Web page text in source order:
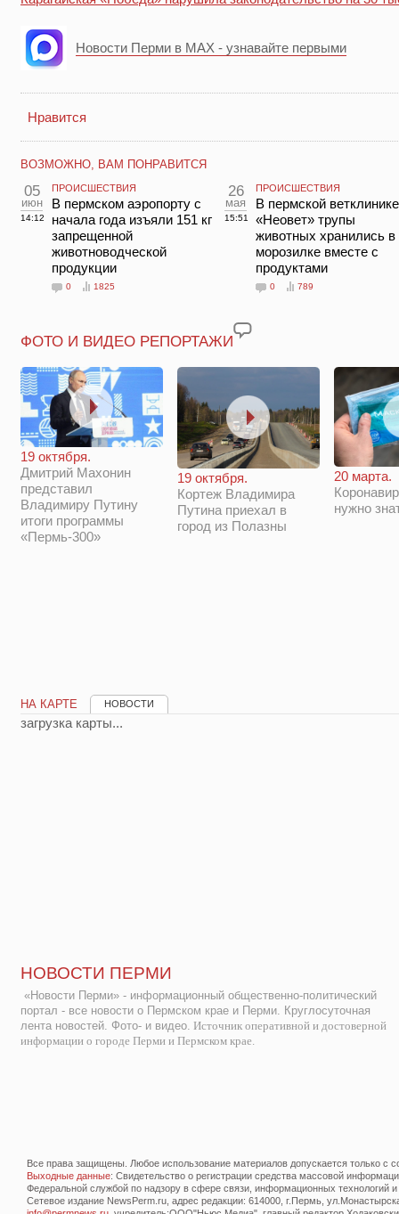
Новости Перми в MAX - узнавайте первыми
Нравится
ВОЗМОЖНО, ВАМ ПОНРАВИТСЯ
05
июн
14:12
ПРОИСШЕСТВИЯ
В пермском аэропорту с
начала года изъяли 151 кг
запрещенной
животноводческой
продукции
0 1825
26
мая
15:51
ПРОИСШЕСТВИЯ
В пермской ветклинике
«Неовет» трупы
животных хранились в
морозилке вместе с
продуктами
0 789
ФОТО И ВИДЕО РЕПОРТАЖИ
19 октября.
Дмитрий Махонин
представил
Владимиру Путину
итоги программы
«Пермь-300»
19 октября.
Кортеж Владимира
Путина приехал в
город из Полазны
20 марта.
нужно
НА КАРТЕ НОВОСТИ
загрузка карты...
НОВОСТИ ПЕРМИ
«Новости Перми» - информационный общественно-политический
портал - все новости о Пермском крае и Перми. Круглосуточная
лента новостей. Фото- и видео. Источник оперативной и достоверной
информации о городе Перми и Пермском крае.
Все права защищены. Любое использование материалов допускается только с
Выходные данные: Свидетельство о регистрации средства массовой
Федеральной службой по надзору в сфере связи, информационных технологий
Сетевое издание NewsPerm.ru, адрес редакции: 614000, г.Пермь,